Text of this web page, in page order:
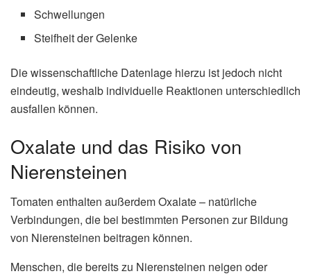
Schwellungen
Steifheit der Gelenke
Die wissenschaftliche Datenlage hierzu ist jedoch nicht
eindeutig, weshalb individuelle Reaktionen unterschiedlich
ausfallen können.
Oxalate und das Risiko von
Nierensteinen
Tomaten enthalten außerdem Oxalate – natürliche
Verbindungen, die bei bestimmten Personen zur Bildung
von Nierensteinen beitragen können.
Menschen, die bereits zu Nierensteinen neigen oder